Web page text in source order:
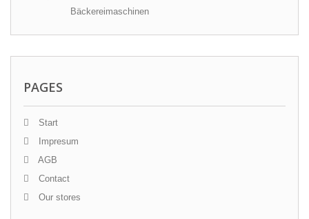
Bäckereimaschinen
PAGES
Start
Impresum
AGB
Contact
Our stores